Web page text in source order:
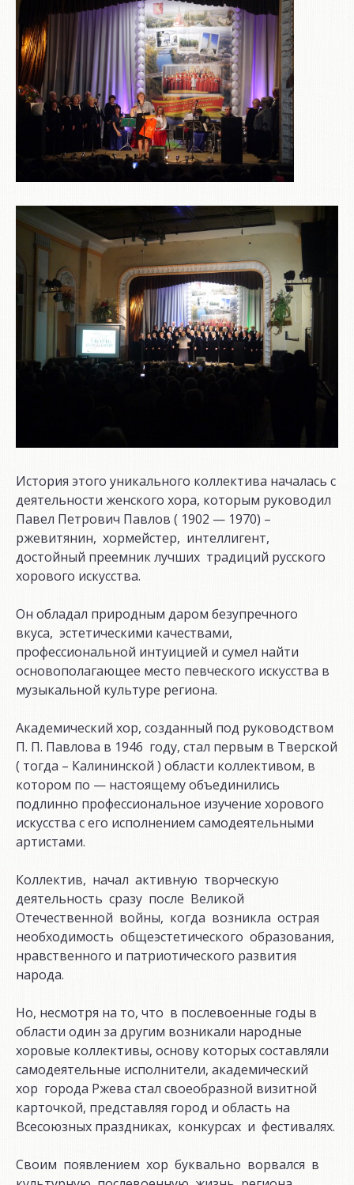
История этого уникального коллектива началась с
деятельности женского хора, которым руководил
Павел Петрович Павлов ( 1902 — 1970) –
ржевитянин, хормейстер, интеллигент,
достойный преемник лучших традиций русского
хорового искусства.
Он обладал природным даром безупречного
вкуса, эстетическими качествами,
профессиональной интуицией и сумел найти
основополагающее место певческого искусства в
музыкальной культуре региона.
Академический хор, созданный под руководством
П. П. Павлова в 1946 году, стал первым в Тверской
( тогда – Калининской ) области коллективом, в
котором по — настоящему объединились
подлинно профессиональное изучение хорового
искусства с его исполнением самодеятельными
артистами.
Коллектив, начал активную творческую
деятельность сразу после Великой
Отечественной войны, когда возникла острая
необходимость общеэстетического образования,
нравственного и патриотического развития
народа.
Но, несмотря на то, что в послевоенные годы в
области один за другим возникали народные
хоровые коллективы, основу которых составляли
самодеятельные исполнители, академический
хор города Ржева стал своеобразной визитной
карточкой, представляя город и область на
Всесоюзных праздниках, конкурсах и фестивалях.
Своим появлением хор буквально ворвался в